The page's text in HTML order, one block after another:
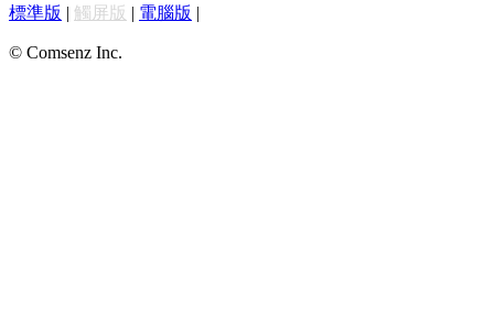
標準版 | 觸屏版 | 電腦版 |
© Comsenz Inc.